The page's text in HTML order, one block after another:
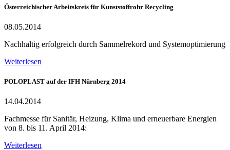
Österreichischer Arbeitskreis für Kunststoffrohr Recycling
08.05.2014
Nachhaltig erfolgreich durch Sammelrekord und Systemoptimierung
Weiterlesen
POLOPLAST auf der IFH Nürnberg 2014
14.04.2014
Fachmesse für Sanitär, Heizung, Klima und erneuerbare Energien
von 8. bis 11. April 2014:
Weiterlesen